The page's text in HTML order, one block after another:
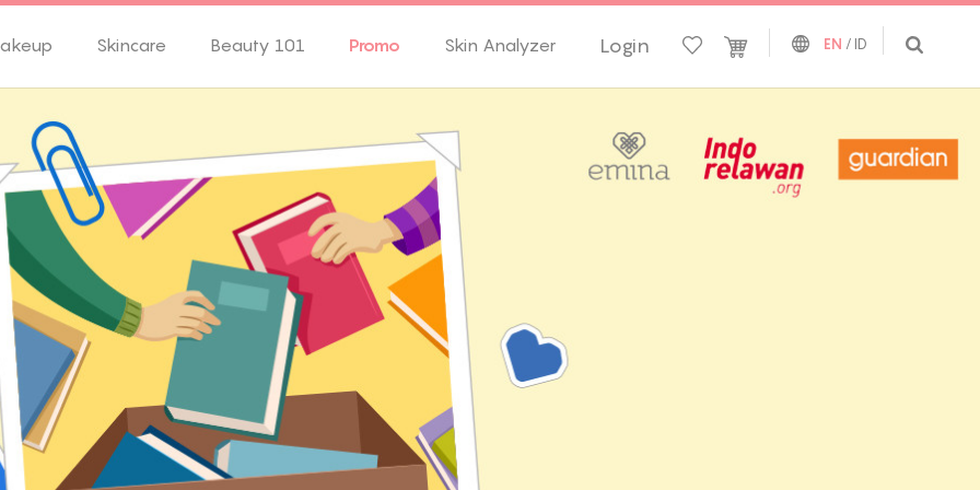
Skincare Beauty 101 Promo Skin Analyzer Login EN / ID